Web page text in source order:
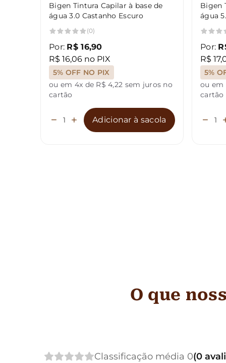
Bigen Tintura Capilar à base de
água 3.0 Castanho Escuro
(0)
Por: R$ 16,90
R$ 16,06 no PIX
5% OFF NO PIX
ou em 4x de R$ 4,22 sem juros no
cartão
Adicionar à sacola
Bigen
água
Por:
R$
5%
ou em
cartão
O que
Classificação média 0(0